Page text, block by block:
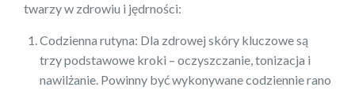
twarzy w zdrowiu i jędrności:
Codzienna rutyna: Dla zdrowej skóry kluczowe są
trzy podstawowe kroki – oczyszczanie, tonizacja i
nawilżanie. Powinny być wykonywane codziennie rano